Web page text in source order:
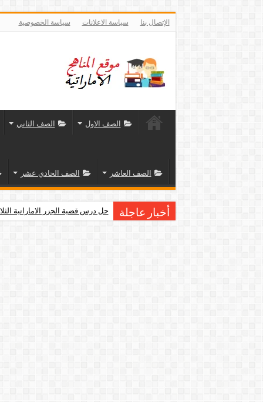
الإتصال بنا سياسة الاعلانات سياسة الخصوصية
الصف الاول الصف الثاني
الصف العاشر الصف الحادي عشر
أخبار عاجلة حل درس قضية الجزر الاماراتية